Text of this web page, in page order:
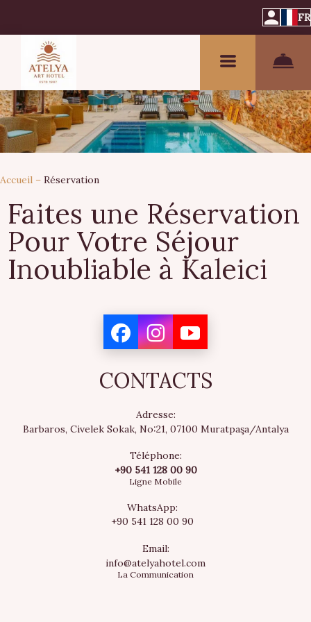
FR
Accueil – Réservation
Faites une Réservation
Pour Votre Séjour
Inoubliable à Kaleici
CONTACTS
Adresse:
Barbaros, Civelek Sokak, No:21, 07100 Muratpaşa/Antalya
Téléphone:
+90 541 128 00 90
Ligne Mobile
WhatsApp:
+90 541 128 00 90
Email:
info@atelyahotel.com
La Communication